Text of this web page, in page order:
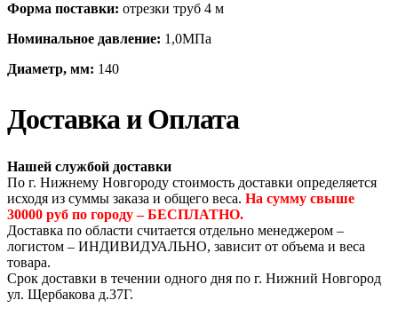
Форма поставки: отрезки труб 4 м
Номинальное давление: 1,0МПа
Диаметр, мм: 140
Доставка и Оплата
Нашей службой доставки
По г. Нижнему Новгороду стоимость доставки определяется
исходя из суммы заказа и общего веса. На сумму свыше
30000 руб по городу – БЕСПЛАТНО.
Доставка по области считается отдельно менеджером –
логистом – ИНДИВИДУАЛЬНО, зависит от объема и веса
товара.
Срок доставки в течении одного дня по г. Нижний Новгород
ул. Щербакова д.37Г.